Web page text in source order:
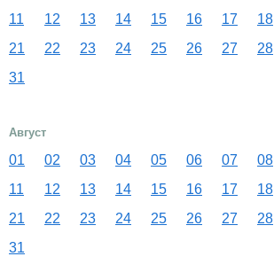
11
12 13 14 15 16 17 18
21
22 23 24 25 26 27 28
31
Август
01 02 03 04 05 06 07 08
11
12 13 14 15 16 17 18
21
22 23 24 25 26 27 28
31